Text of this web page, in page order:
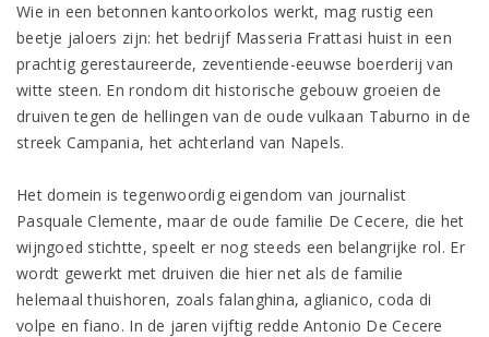
Wie in een betonnen kantoorkolos werkt, mag rustig een
beetje jaloers zijn: het bedrijf Masseria Frattasi huist in een
prachtig gerestaureerde, zeventiende-eeuwse boerderij van
witte steen. En rondom dit historische gebouw groeien de
druiven tegen de hellingen van de oude vulkaan Taburno in de
streek Campania, het achterland van Napels.
Het domein is tegenwoordig eigendom van journalist
Pasquale Clemente, maar de oude familie De Cecere, die het
wijngoed stichtte, speelt er nog steeds een belangrijke rol. Er
wordt gewerkt met druiven die hier net als de familie
helemaal thuishoren, zoals falanghina, aglianico, coda di
volpe en fiano. In de jaren vijftig redde Antonio De Cecere